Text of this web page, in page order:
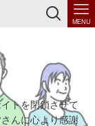
MENU
トを閉鎖させて
んに心より感謝